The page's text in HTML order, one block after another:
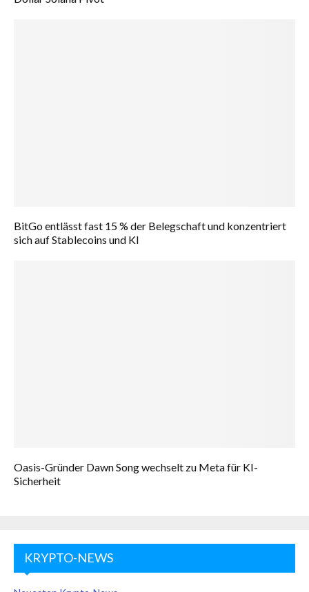
BitGo entlässt fast 15 % der Belegschaft und konzentriert
sich auf Stablecoins und KI
Oasis-Gründer Dawn Song wechselt zu Meta für KI-
Sicherheit
KRYPTO-NEWS